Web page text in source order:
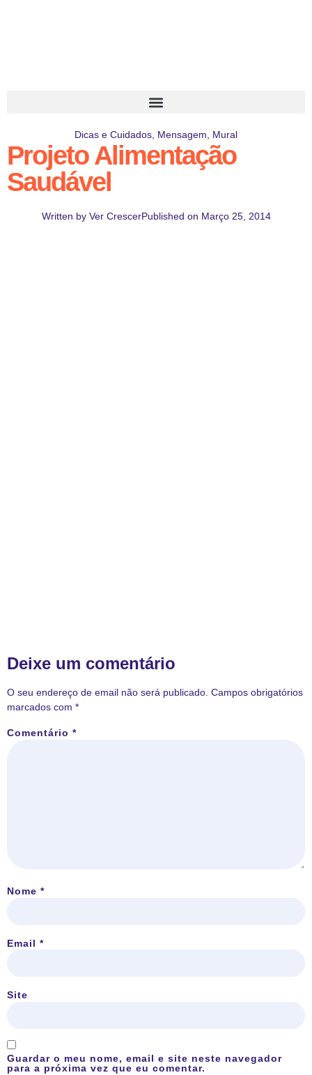
Dicas e Cuidados Mensagem Mural
Projeto Alimentação
Saudável
Written byVer CrescerPublished on Março 25, 2014
Deixe um comentário
O seu endereço de email não será publicado. Campos obrigatórios
marcados com *
Comentário *
Nome *
Email *
Site
Guardar o meu nome, email e site neste navegador
para a próxima vez que eu comentar.